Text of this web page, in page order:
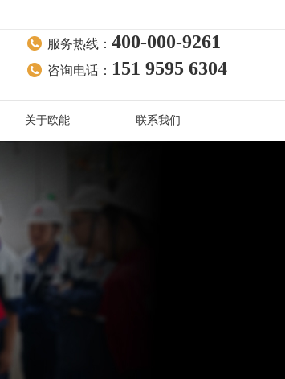
服务热线： 400-000-9261
咨询电话： 151 9595 6304
关于欧能 联系我们